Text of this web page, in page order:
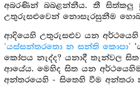
අබරණින් බබළන්නීය. තී සිත්කලු
උතුරුසළුවෙන් නොසැරසුනීම
ආදියෙහි උතුරුසළුව යන
‘යස්සන්තරතො න සන්ති කොපා’
කෝපය නැද්ද? යනාදී තැන්වල
ආයේය. මෙහිද සිත යන
අන්තරයෙහි - සිතෙහි වීම අන්තරා